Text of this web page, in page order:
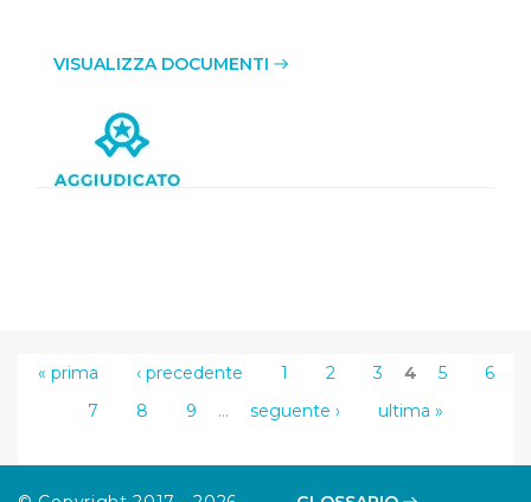
VISUALIZZA DOCUMENTI
« prima ‹ precedente 1 2 3 4 5
6
7
8 9 … seguente › ultima »